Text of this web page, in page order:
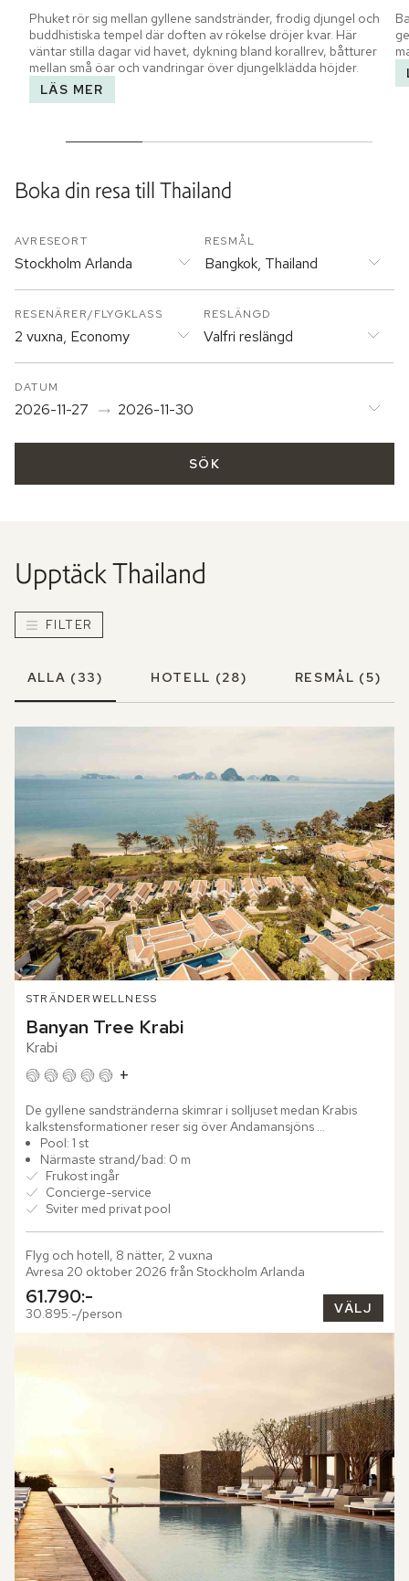
Phuket rör sig mellan gyllene sandstränder, frodig djungel och
buddhistiska tempel där doften av rökelse dröjer kvar. Här
väntar stilla dagar vid havet, dykning bland korallrev, båtturer
mellan små öar och vandringar över djungelklädda höjder.
LÄS MER
Boka din resa till Thailand
AVRESEORT
Stockholm Arlanda
RESMÅL
Bangkok, Thailand
RESLÄNGD
Valfri reslängd
DATUM
2026-11-27 2026-11-30
RESENÄRER/FLYGKLASS
2 vuxna, Economy
SÖK
UpptäckThailand
FILTER
ALLA (33) HOTELL (28) RESMÅL (5)
STRÄNDERWELLNESS
Banyan Tree Krabi
Krabi
+
De gyllene sandstränderna skimrar i solljuset medan Krabis
kalkstensformationer reser sig över Andamansjöns
smaragdgröna nyanser. Banyan Tree Krabi är mer än ett
lyxhotell – det är...
Pool: 1 st
Närmaste strand/bad: 0 m
Frukost ingår
Concierge-service
Sviter med privat pool
Flyg och hotell, 8 nätter, 2 vuxna
Avresa 20 oktober 2026 från Stockholm Arlanda
61.790:-
30.895:-/person VÄLJ